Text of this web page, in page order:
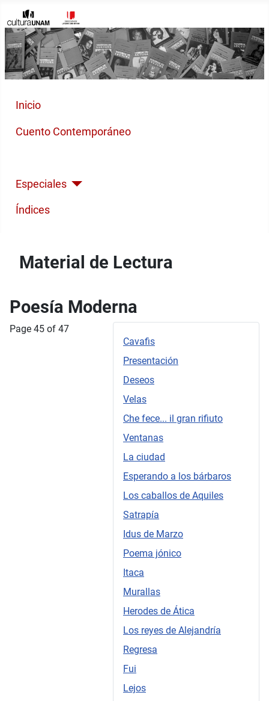
Inicio
Cuento Contemporáneo
Especiales
Índices
Material de Lectura
Poesía Moderna
Cavafis
Presentación
Deseos
Velas
Che fece... il gran rifiuto
Ventanas
La ciudad
Esperando a los bárbaros
Los caballos de Aquiles
Satrapía
Idus de Marzo
Poema jónico
Itaca
Murallas
Herodes de Ática
Los reyes de Alejandría
Regresa
Fui
Lejos
Page 45 of 47